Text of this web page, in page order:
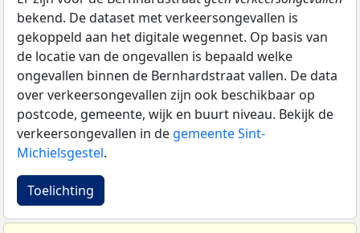
bekend. De dataset met verkeersongevallen is
gekoppeld aan het digitale wegennet. Op basis van
de locatie van de ongevallen is bepaald welke
ongevallen binnen de Bernhardstraat vallen. De data
over verkeersongevallen zijn ook beschikbaar op
postcode, gemeente, wijk en buurt niveau. Bekijk de
verkeersongevallen in de gemeente Sint-
Michielsgestel.
Toelichting